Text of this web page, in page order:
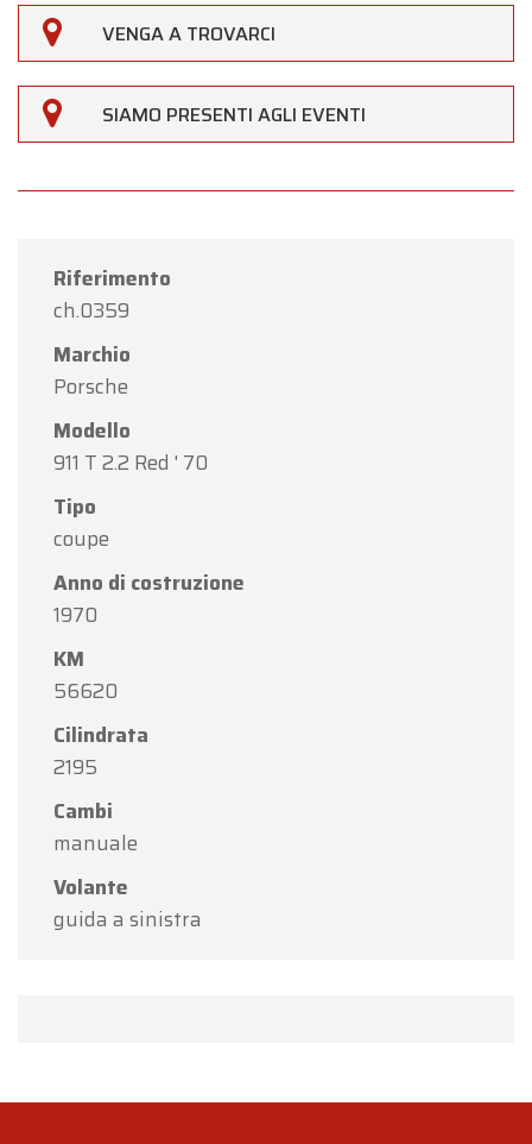
VENGA A TROVARCI
SIAMO PRESENTI AGLI EVENTI
Riferimento
ch.0359
Marchio
Porsche
Modello
911 T 2.2 Red ' 70
Tipo
coupe
Anno di costruzione
1970
KM
56620
Cilindrata
2195
Cambi
manuale
Volante
guida a sinistra